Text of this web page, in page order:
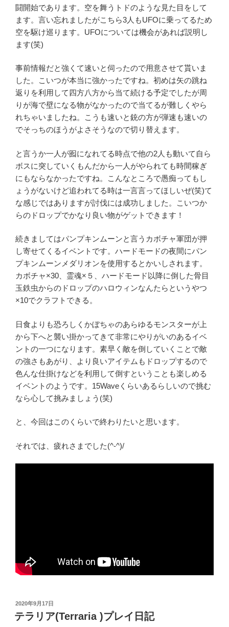
闘開始であります。空を舞うトドのような見た目をして
ます。言い忘れましたがこちら3人もUFOに乗ってるため
空を駆け巡ります。UFOについては機会があれば説明し
ます(笑)
事前情報だと強くて速いと伺ったので用意させて貰いま
した。こいつが本当に強かったですね。初めは矢の跳ね
返りを利用して四方八方から当て続ける予定でしたが周
りが海で壁になる物がなかったので当てるが難しくやら
れちゃいましたね。こうも速いと銃の方が弾速も速いの
でそっちのほうがよさそうなので切り替えます。
と言うか一人が囮になれてる時点で他の2人も動いて自ら
ボスに突していくもんだから一人がやられても時間稼ぎ
にもならなかったですね。こんなところで愚痴ってもし
ょうがないけど追われてる時は一言言ってほしいぜ(笑)て
な感じではありますが討伐には成功しました。こいつか
らのドロップでかなり良い物がゲットできます！
続きましてはパンプキンムーンと言うカボチャ軍団が押
し寄せてくるイベントです。ハードモードの夜間にパン
プキンムーンメダリオンを使用するとかいしされます。
カボチャ×30、霊魂×５、ハードモード以降に倒した骨目
玉鉄虫からのドロップのハロウィンなんたらというやつ
×10でクラフトできる。
日食よりも恐ろしくかぼちゃのあらゆるモンスターが上
から下へと襲い掛かってきて非常にやりがいのあるイベ
ントの一つになります。素早く敵を倒していくことで敵
の強さもあがり、より良いアイテムもドロップするので
色んな仕掛けなどを利用して倒すということも楽しめる
イベントのようです。15Waveくらいあるらしいので挑む
なら心して挑みましょう(笑)
と、今回はこのくらいで終わりたいと思います。
それでは、疲れさまでした(^‐^)/
投
稿
日:
2020年9月17日
テラリア(Terraria )プレイ日記